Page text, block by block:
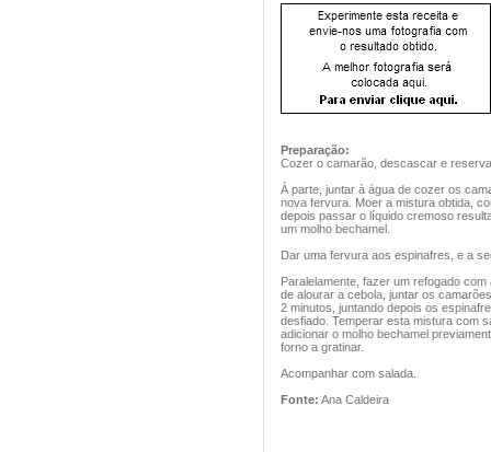
Preparação:
Cozer o camarão, descascar e
À parte, juntar à água de cozer os
nova fervura. Moer a mistura obtida,
depois passar o líquido cremoso
um molho bechamel.
Dar uma fervura aos espinafres, e a
Paralelamente, fazer um refogado
de alourar a cebola, juntar os
2 minutos, juntando depois os
desfiado. Temperar esta mistura com
adicionar o molho bechamel
forno a gratinar.
Acompanhar com salada.
Fonte: Ana Caldeira